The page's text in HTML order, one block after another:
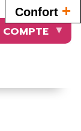
Confort +